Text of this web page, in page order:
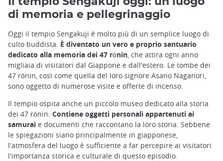
di memoria e pellegrinaggio
Oggi il tempio Sengakuji è molto più di un semplice luogo di
culto buddista. È diventato un vero e proprio santuario
dedicato alla memoria dei 47 rōnin , che attira ogni anno
migliaia di visitatori dal Giappone e dall'estero. Le tombe dei
47 rōnin, così come quella del loro signore Asano Naganori,
sono oggetto di numerose visite e offerte di incenso.
Il tempio ospita anche un piccolo museo dedicato alla storia
dei 47 rōnin. Contiene oggetti personali appartenuti ai
samurai e documenti che raccontano la loro storia. Sebbene
le spiegazioni siano principalmente in giapponese,
l'atmosfera del luogo è sufficiente a far percepire ai visitatori
l'importanza storica e culturale di questo episodio.